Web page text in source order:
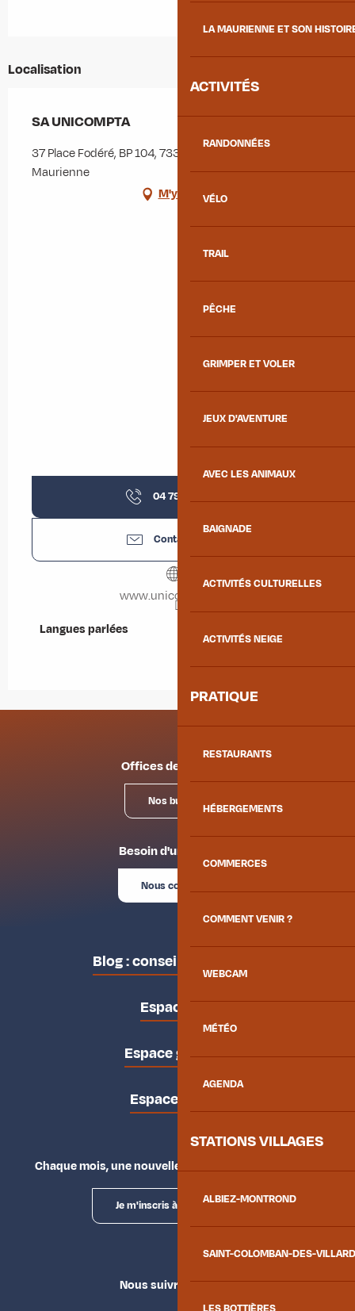
LA MAURIENNE ET SON
ACTIVITÉS
RANDONNÉES
VÉLO
TRAIL
PÊCHE
GRIMPER ET VOLER
JEUX D'AVENTURE
AVEC LES ANIMAUX
BAIGNADE
ACTIVITÉS CULTURELLES
ACTIVITÉS NEIGE
PRATIQUE
RESTAURANTS
HÉBERGEMENTS
COMMERCES
COMMENT VENIR ?
WEBCAM
MÉTÉO
AGENDA
STATIONS VILLAGES
ALBIEZ-MONTROND
SAINT-COLOMBAN-DES-
Localisation
SA UNICOMPTA
37 Place Fodéré, BP 104, 73300 Saint-Jean-de-
Maurienne
M'y rendre
04 79 83 25
Contactez-nous
www.unicompta.com
Langues parlées
Langues parlées
Offices de tourisme
Nos bureaux
Besoin d'un conseil ?
Nous contacter
Blog : conseils des locaux
Espace pro
Espace groupes
Espace presse
Chaque mois, une nouvelle façon d'explorer la vallée.
Je m'inscris à la newsletter
Nous suivre